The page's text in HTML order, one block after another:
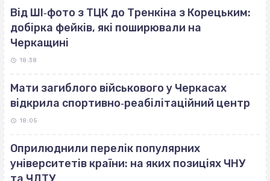
Від ШІ‐фото з ТЦК до Тренкіна з Корецьким:
добірка фейків, які поширювали на
Черкащині
18:38
Мати загиблого військового у Черкасах
відкрила спортивно‐реабілітаційний центр
18:05
Оприлюднили перелік популярних
університетів країни: на яких позиціях ЧНУ